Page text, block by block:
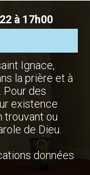
à 17h00
Ignace,
la prière et à
Pour des
existence
trouvant ou
de Dieu.
données